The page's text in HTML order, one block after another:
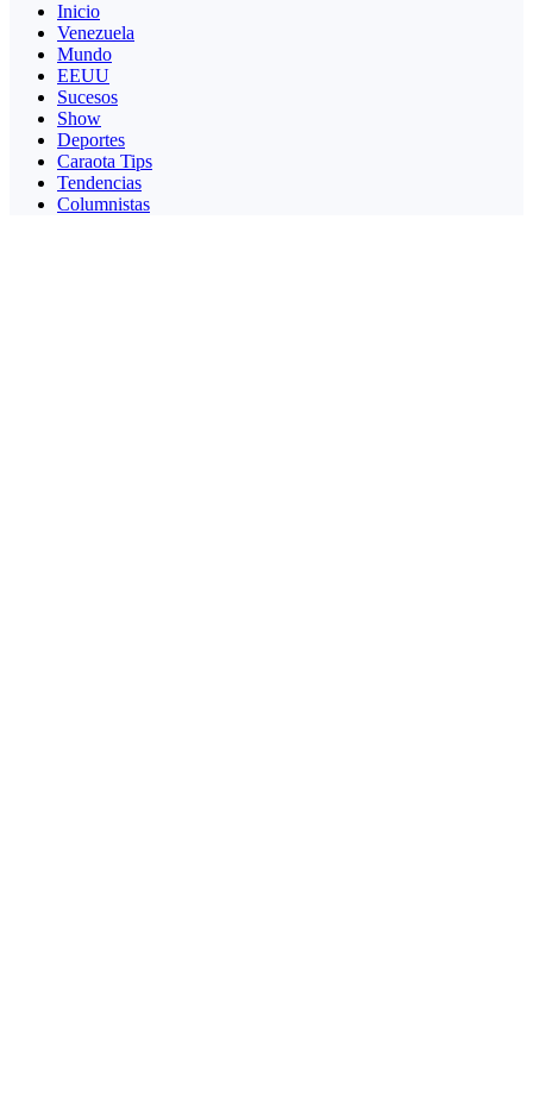
Inicio
Venezuela
Mundo
EEUU
Sucesos
Show
Deportes
Caraota Tips
Tendencias
Columnistas